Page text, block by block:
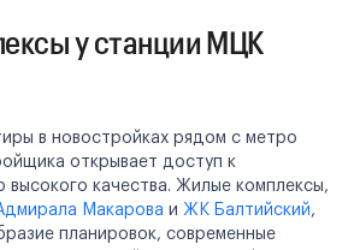
у станции МЦК
в новостройках рядом с метро
открывает доступ к
высокого качества. Жилые комплексы,
Макарова и ЖК Балтийский,
планировок, современные